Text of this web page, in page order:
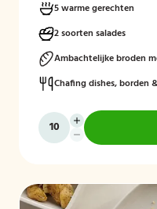
5 warme gerechten
2 soorten salades
Ambachtelijke broden
Chafing dishes, borden